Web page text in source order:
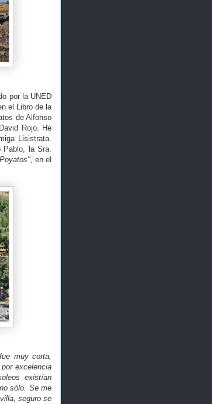
por la UNED
el Libro de la
de Alfonso
Rojo. He
Lisistrata.
Pablo, la Sra.
en el
muy corta,
excelencia
existían
sólo. Se me
seguro se